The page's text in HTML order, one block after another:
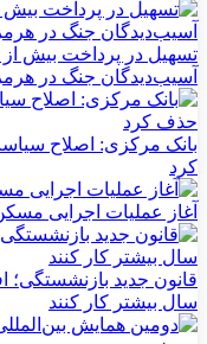
آسیب‌دیدگان جنگ در
بانک مرکزی: اصلاح
کرد
آغاز عملیات اجرایی مسکن
سال بیشتر کار کنند